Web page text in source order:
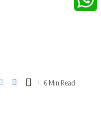
6 Min Read